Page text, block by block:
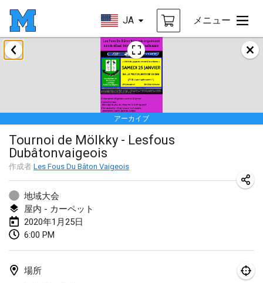
JA メニュー
アーカイブ
Tournoi de Mölkky - Lesfous
Dubâtonvaigeois
作成者 Les Fous Du Bâton Vaigeois
地域大会
屋内 - カーペット
2020年1月25日
6:00 PM
場所
2020年1月
New Year's Throw Mölkky
チェコ
Tournoi Mixte ASPTTOM
2020年1月11日| フランス
Morukku tama League
2020年1月12日|日本
Ystävyysturnaus
2020年1月18日
Individuel du Garo
2020年1月19日